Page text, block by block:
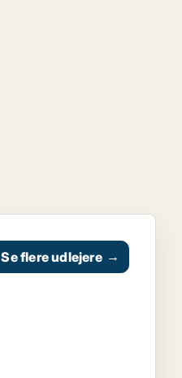
Se flere udlejere →